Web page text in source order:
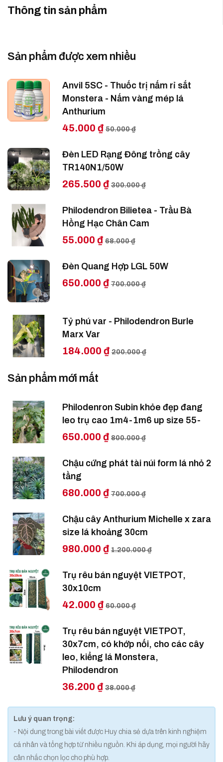
Thông tin sản phẩm
Sản phẩm được xem nhiều
Anvil 5SC - Thuốc trị nấm rỉ sắt
Monstera - Nấm vàng mép lá
Anthurium
45.000 ₫ 50.000 ₫
Đèn LED Rạng Đông trồng cây
TR140N1/50W
265.500 ₫ 300.000 ₫
Philodendron Bilietea - Trầu Bà
Hồng Hạc Chân Cam
55.000 ₫ 68.000 ₫
Đèn Quang Hợp LGL 50W
650.000 ₫ 700.000 ₫
Tỷ phú var - Philodendron Burle
Marx Var
184.000 ₫ 200.000 ₫
Sản phẩm mới mất
Philodenron Subin khỏe đẹp đang
leo trụ cao 1m4-1m6 up size 55-
650.000 ₫ 800.000 ₫
Chậu cứng phát tài núi form lá nhỏ 2
tầng
680.000 ₫ 700.000 ₫
Chậu cây Anthurium Michelle x zara
size lá khoảng 30cm
980.000 ₫ 1.200.000 ₫
Trụ rêu bán nguyệt VIETPOT,
30x10cm
42.000 ₫ 60.000 ₫
Trụ rêu bán nguyệt VIETPOT,
30x7cm, có khớp nối, cho các cây
leo, kiểng lá Monstera,
Philodendron
36.200 ₫ 38.000 ₫
Lưu ý quan trọng:
- Nội dung trong bài viết được Huy chia sẻ dựa trên kinh nghiệm
cá nhân và tổng hợp từ nhiều nguồn. Khi áp dụng, mọi người hãy
cân nhắc chọn lọc cho phù hợp.